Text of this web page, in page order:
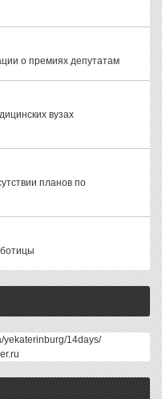
о премиях депутатам
вузах
планов по
yekaterinburg/14days/